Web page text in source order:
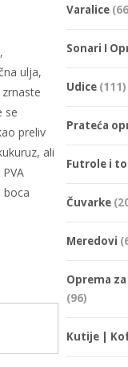
ulja,
se
preliv
ali
boca
Varalice
Sonari I
Udice (111)
Prateća
Futrole i
Čuvarke
Meredovi
Oprema
(96)
Kutije |